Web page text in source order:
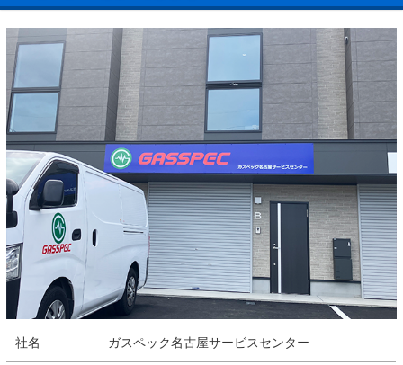
社名 ガスペック名古屋サービスセンター